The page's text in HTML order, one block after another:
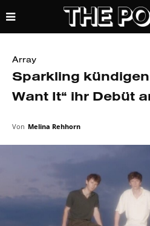
Array
Sparkling kündigen
Want It“ ihr Debüt
Von Melina Rehhorn